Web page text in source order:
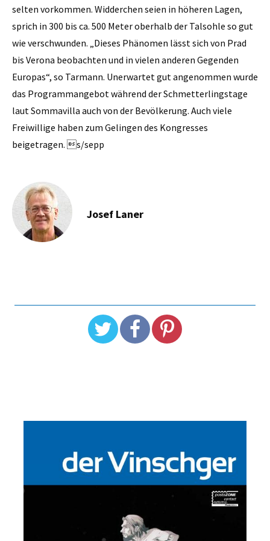
selten vorkommen. Widderchen seien in höheren Lagen,
sprich in 300 bis ca. 500 Meter oberhalb der Talsohle so gut
wie verschwunden. „Dieses Phänomen lässt sich von Prad
bis Verona beobachten und in vielen anderen Gegenden
Europas“, so Tarmann. Unerwartet gut angenommen wurde
das Programmangebot während der Schmetterlingstage
laut Sommavilla auch von der Bevölkerung. Auch viele
Freiwillige haben zum Gelingen des Kongresses
beigetragen. s/sepp
Josef Laner